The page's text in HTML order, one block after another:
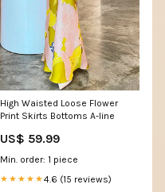
High Waisted Loose Flower
Print Skirts Bottoms A-line
US$ 59.99
Min. order: 1 piece
★★★★★4.6 (15 reviews)